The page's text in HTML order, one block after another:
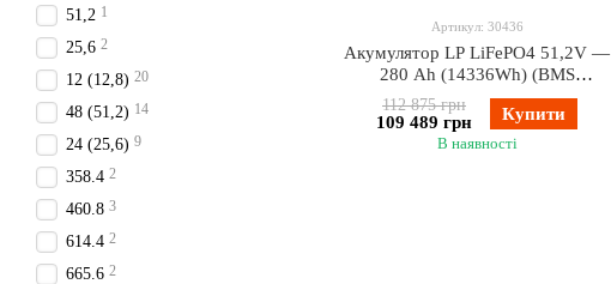
Артикул: 30436
Акумулятор LP LiFePO4 51,2V —
280 Ah (14336Wh) (BMS
200A/200А) метал F LCD Smart BT
Seplos
112 875 грн
109 489 грн Купити
В наявності
51,2 1
25,6 2
12 (12,8) 20
48 (51,2) 14
24 (25,6) 9
358.4 2
460.8 3
614.4 2
665.6 2